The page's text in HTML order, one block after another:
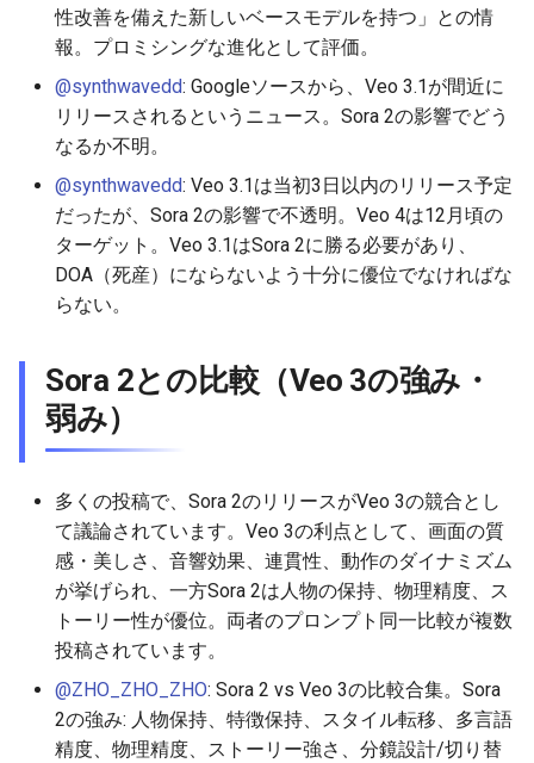
2026-06-22
2026-06-21
2026-06-19
2026-06-18
2026-06-16
2026-06-14
2026-06-13
2026-06-12
2026-06-11
2026-06-10
2025-12-07
2025-12-06
2025-12-04
2025-12-03
2025-12-01
2025-11-29
2025-11-28
2025-11-27
2025-11-26
2025-11-25
2026-06-22
2026-06-21
2026-06-19
2026-06-18
2026-06-16
2026-06-14
2026-06-13
2026-06-12
2026-06-11
2026-06-10
2025-12-07
2025-12-06
2025-12-04
2025-12-03
2025-12-01
2025-11-29
2025-11-28
2025-11-27
2025-11-26
2025-11-25
2026-01-25
2026-01-18
2026-01-04
2026-01-25
2026-01-18
2026-01-04
2026-06-20
2026-06-19
2026-06-17
2026-06-16
2026-06-13
2026-06-11
2026-06-10
2026-06-09
2026-06-08
2026-06-07
2025-12-07
2025-12-06
2025-12-04
2025-12-03
2025-12-01
2025-11-29
2025-11-28
2025-11-27
2025-11-26
2025-11-25
2026-01-25
2026-01-18
2026-01-04
2026-01-18
2026-01-13
2026-06-20
2026-06-19
2026-06-18
2026-06-17
2026-06-16
2026-06-14
2026-06-13
2026-06-12
2026-06-11
2026-06-10
2026-06-09
2026-06-07
2026-01-25
2026-01-18
2026-01-04
2026-06-22
2026-06-21
2026-06-19
2026-06-18
2026-06-16
2026-06-14
2026-06-13
2026-06-12
2026-06-11
2026-06-10
2026-06-17
2026-06-16
2026-06-14
2026-06-13
2026-06-10
2026-06-08
2026-06-07
2026-06-06
2026-06-05
2026-06-04
性改善を備えた新しいベースモデルを持つ」との情
報。プロミシングな進化として評価。
@synthwavedd: Googleソースから、Veo 3.1が間近に
リリースされるというニュース。Sora 2の影響でどう
なるか不明。
@synthwavedd: Veo 3.1は当初3日以内のリリース予定
だったが、Sora 2の影響で不透明。Veo 4は12月頃の
ターゲット。Veo 3.1はSora 2に勝る必要があり、
DOA（死産）にならないよう十分に優位でなければな
らない。
Sora 2との比較（Veo 3の強み・
弱み）
多くの投稿で、Sora 2のリリースがVeo 3の競合とし
て議論されています。Veo 3の利点として、画面の質
感・美しさ、音響効果、連貫性、動作のダイナミズム
が挙げられ、一方Sora 2は人物の保持、物理精度、ス
トーリー性が優位。両者のプロンプト同一比較が複数
投稿されています。
@ZHO_ZHO_ZHO: Sora 2 vs Veo 3の比較合集。Sora
2の強み: 人物保持、特徴保持、スタイル転移、多言語
精度、物理精度、ストーリー強さ、分鏡設計/切り替